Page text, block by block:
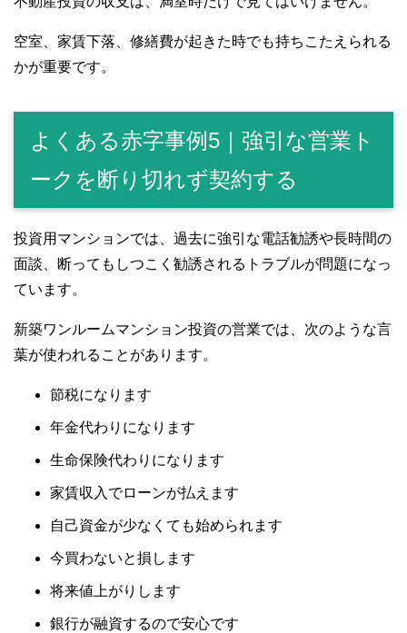
空室、家賃下落、修繕費が起きた時でも持ちこたえられる
かが重要です。
よくある赤字事例5｜強引な営業ト
ークを断り切れず契約する
投資用マンションでは、過去に強引な電話勧誘や長時間の
面談、断ってもしつこく勧誘されるトラブルが問題になっ
ています。
新築ワンルームマンション投資の営業では、次のような言
葉が使われることがあります。
節税になります
年金代わりになります
生命保険代わりになります
家賃収入でローンが払えます
自己資金が少なくても始められます
今買わないと損します
将来値上がりします
銀行が融資するので安心です